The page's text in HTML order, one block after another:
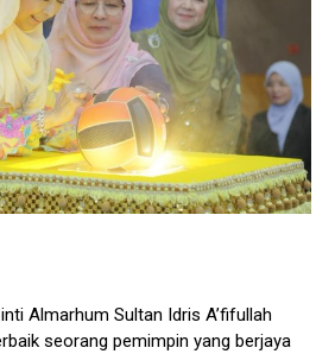
Almarhum Sultan Idris A’fifullah
seorang pemimpin yang berjaya